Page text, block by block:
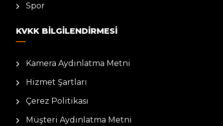
Spor
KVKK BILGILENDIRMESI
Kamera Aydınlatma Metni
Hizmet Şartları
Çerez Politikası
Müşteri Aydınlatma Metni